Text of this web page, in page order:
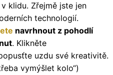
klidu. Zřejmě jste jen
technologií.
navrhnout z pohodlí
. Klikněte
uzdu své kreativitě.
vymýšlet kolo“)